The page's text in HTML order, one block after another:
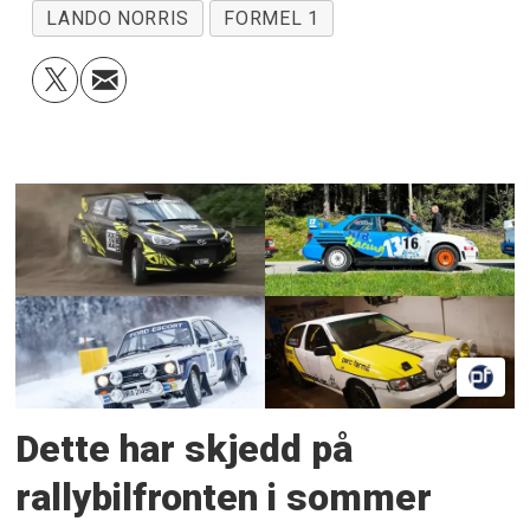
LANDO NORRIS FORMEL 1
Dette har skjedd på
rallybilfronten i sommer